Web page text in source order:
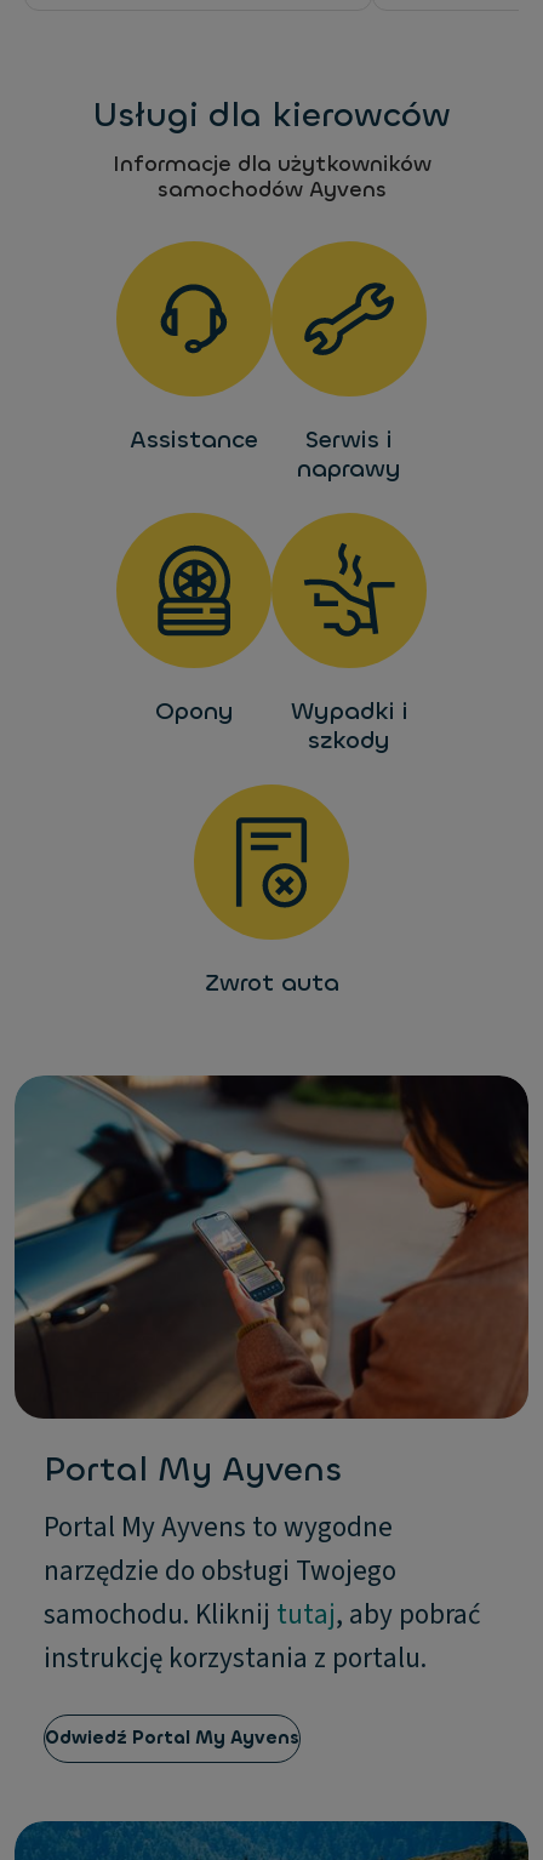
Usługi dla kierowców
Informacje dla użytkowników
samochodów Ayvens
Assistance
Serwis i
naprawy
Opony
Wypadki i
szkody
Zwrot auta
Portal My Ayvens
Portal My Ayvens to wygodne
narzędzie do obsługi Twojego
samochodu. Kliknij tutaj, aby pobrać
instrukcję korzystania z portalu.
Odwiedź Portal My Ayvens